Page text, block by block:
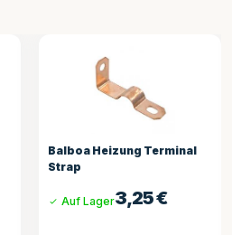
Balboa Heizung Terminal
Strap
3,25€
Auf Lager